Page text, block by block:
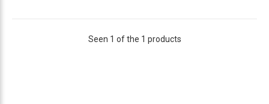
Seen 1 of the 1 products